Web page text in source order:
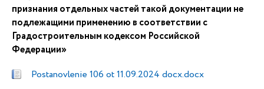
признания отдельных частей такой документации не
подлежащими применению в соответствии с
Градостроительным кодексом Российской
Федерации»
Postanovlenie 106 ot 11.09.2024 docx.docx